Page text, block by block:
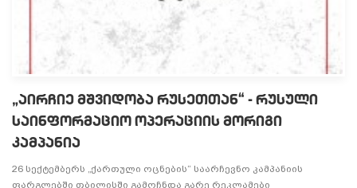
„აირჩიე მშვიდობა რუსეთთან“ - რუსული
საინფორმაციო ოპერაციის მორიგი
კამპანია
26 სექტემბერს „ქართული ოცნების“ საარჩევნო კამპანიის
ფარგლებში თბილისში გამოჩნდა გარე რეკლამები